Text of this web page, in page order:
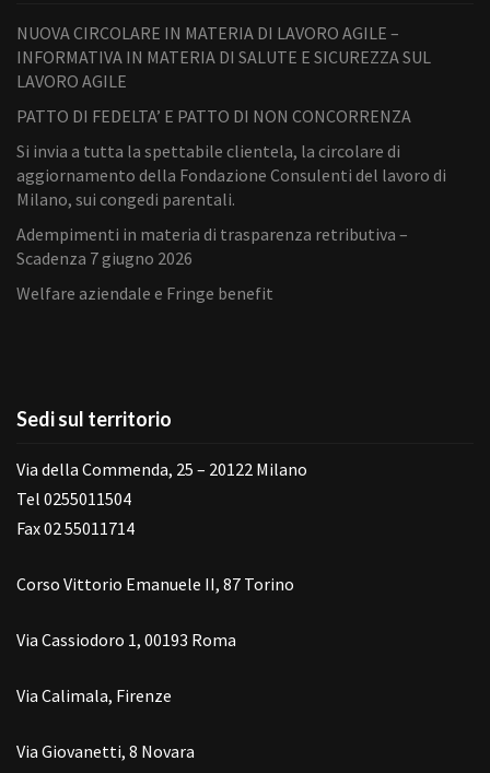
NUOVA CIRCOLARE IN MATERIA DI LAVORO AGILE –
INFORMATIVA IN MATERIA DI SALUTE E SICUREZZA SUL
LAVORO AGILE
PATTO DI FEDELTA’ E PATTO DI NON CONCORRENZA
Si invia a tutta la spettabile clientela, la circolare di
aggiornamento della Fondazione Consulenti del lavoro di
Milano, sui congedi parentali.
Adempimenti in materia di trasparenza retributiva –
Scadenza 7 giugno 2026
Welfare aziendale e Fringe benefit
Sedi sul territorio
Via della Commenda, 25 – 20122 Milano
Tel 0255011504
Fax 02 55011714
Corso Vittorio Emanuele II, 87 Torino
Via Cassiodoro 1, 00193 Roma
Via Calimala, Firenze
Via Giovanetti, 8 Novara